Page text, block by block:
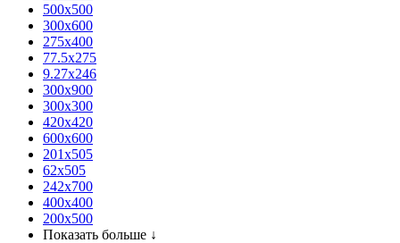
500x500
300x600
275x400
77.5х275
9.27x246
300x900
300x300
420х420
600х600
201х505
62х505
242х700
400х400
200х500
Показать больше ↓